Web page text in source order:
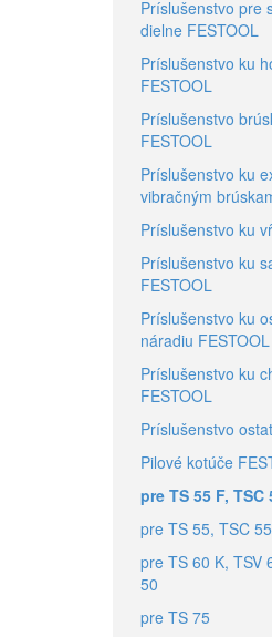
Príslušenstvo pre
dielne FESTOOL
Príslušenstvo ku
FESTOOL
Príslušenstvo
FESTOOL
Príslušenstvo ku
vibračným
Príslušenstvo ku
Príslušenstvo ku
FESTOOL
Príslušenstvo ku
náradiu FESTOOL
Príslušenstvo ku
FESTOOL
Príslušenstvo
Pilové kotúče
pre TS 55 F, TSC
pre TS 55, TSC
pre TS 60 K, TSV
50
pre TS 75